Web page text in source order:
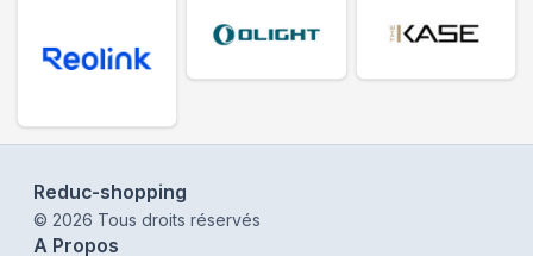
Reduc-shopping
© 2026 Tous droits réservés
A Propos